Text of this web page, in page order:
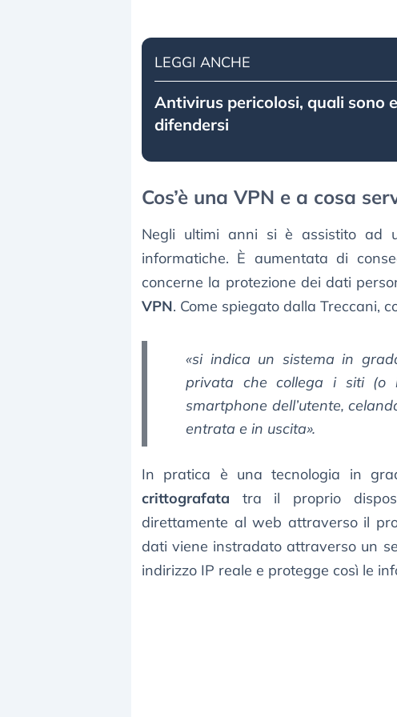
LEGGI ANCHE
Antivirus pericolosi, quali sono
difendersi
Cos’è una VPN e a cosa
Negli ultimi anni si è assistito ad
informatiche. È aumentata di
concerne la protezione dei dati
VPN. Come spiegato dalla Treccani,
«si indica un sistema in
privata che collega i siti (o
smartphone dell’utente,
entrata e in uscita».
In pratica è una tecnologia in
crittografata tra il proprio
direttamente al web attraverso il
dati viene instradato attraverso un
indirizzo IP reale e protegge così le